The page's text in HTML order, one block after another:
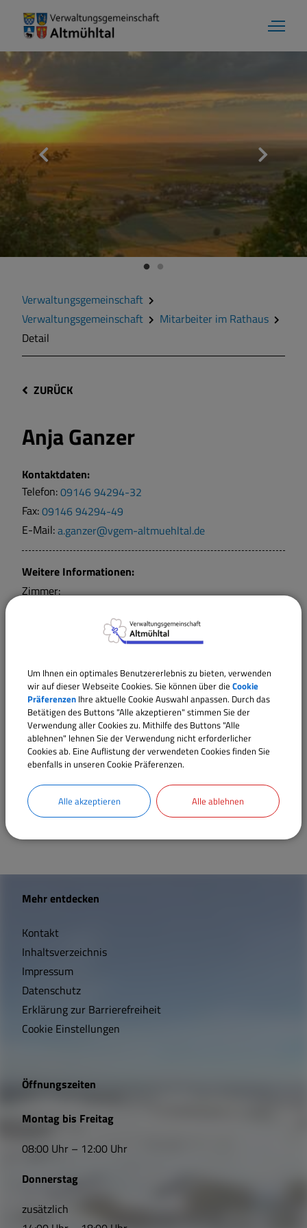
Verwaltungsgemeinschaft
Verwaltungsgemeinschaft
Mitarbeiter im Rathaus
Detail
ZURÜCK
Anja Ganzer
Kontaktdaten:
Telefon:09146 94294-32
Fax:09146 94294-49
E-Mail:a.ganzer@vgem-altmuehltal.de
Weitere Informationen:
Zimmer:
Mitarbeiter
Sachgebiet 10 / Zentrale Aufgaben, Personalwesen
Verwaltungsleistungen
Mittelschule; Beantragung der Genehmigung
W
c
h
t
i
e
L
n
k
s
Mehr entdecken
Kontakt
Inhaltsverzeichnis
Impressum
Datenschutz
Erklärung zur Barrierefreiheit
Cookie Einstellungen
Öffnungszeiten
Montag bis Freitag
08:00 Uhr – 12:00 Uhr
Donnerstag
zusätzlich
Um Ihnen ein optimales Benutzererlebnis zu bieten, verwenden
wir auf dieser Webseite Cookies. Sie können über die Cookie
Präferenzen Ihre aktuelle Cookie Auswahl anpassen. Durch das
Betätigen des Buttons "Alle akzeptieren" stimmen Sie der
Verwendung aller Cookies zu. Mithilfe des Buttons "Alle
ablehnen" lehnen Sie der Verwendung nicht erforderlicher
Cookies ab. Eine Auflistung der verwendeten Cookies finden Sie
ebenfalls in unseren Cookie Präferenzen.
Alle akzeptieren Alle ablehnen